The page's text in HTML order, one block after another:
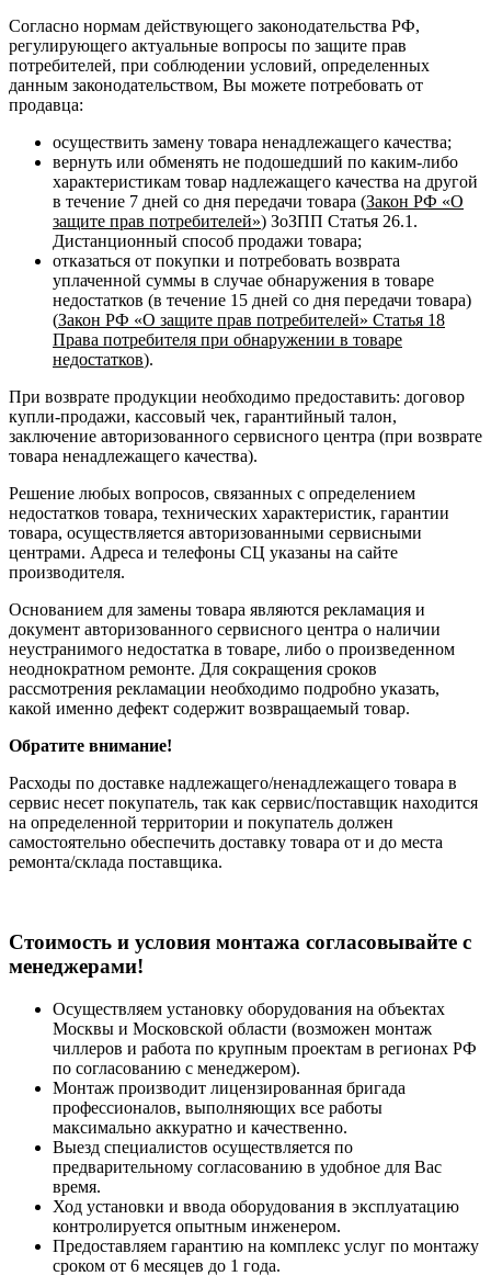
Согласно нормам действующего законодательства РФ,
регулирующего актуальные вопросы по защите прав
потребителей, при соблюдении условий, определенных
данным законодательством, Вы можете потребовать от
продавца:
осуществить замену товара ненадлежащего качества;
вернуть или обменять не подошедший по каким-либо
характеристикам товар надлежащего качества на другой
в течение 7 дней со дня передачи товара (Закон РФ «О
защите прав потребителей») ЗоЗПП Статья 26.1.
Дистанционный способ продажи товара;
отказаться от покупки и потребовать возврата
уплаченной суммы в случае обнаружения в товаре
недостатков (в течение 15 дней со дня передачи товара)
(Закон РФ «О защите прав потребителей» Статья 18
Права потребителя при обнаружении в товаре
недостатков).
При возврате продукции необходимо предоставить: договор
купли-продажи, кассовый чек, гарантийный талон,
заключение авторизованного сервисного центра (при возврате
товара ненадлежащего качества).
Решение любых вопросов, связанных с определением
недостатков товара, технических характеристик, гарантии
товара, осуществляется авторизованными сервисными
центрами. Адреса и телефоны СЦ указаны на сайте
производителя.
Основанием для замены товара являются рекламация и
документ авторизованного сервисного центра о наличии
неустранимого недостатка в товаре, либо о произведенном
неоднократном ремонте. Для сокращения сроков
рассмотрения рекламации необходимо подробно указать,
какой именно дефект содержит возвращаемый товар.
Обратите внимание!
Расходы по доставке надлежащего/ненадлежащего товара в
сервис несет покупатель, так как сервис/поставщик находится
на определенной территории и покупатель должен
самостоятельно обеспечить доставку товара от и до места
ремонта/склада поставщика.
Cтоимость и условия монтажа согласовывайте с
менеджерами!
Осуществляем установку оборудования на объектах
Москвы и Московской области (возможен монтаж
чиллеров и работа по крупным проектам в регионах РФ
по согласованию с менеджером).
Монтаж производит лицензированная бригада
профессионалов, выполняющих все работы
максимально аккуратно и качественно.
Выезд специалистов осуществляется по
предварительному согласованию в удобное для Вас
время.
Ход установки и ввода оборудования в эксплуатацию
контролируется опытным инженером.
Предоставляем гарантию на комплекс услуг по монтажу
сроком от 6 месяцев до 1 года.